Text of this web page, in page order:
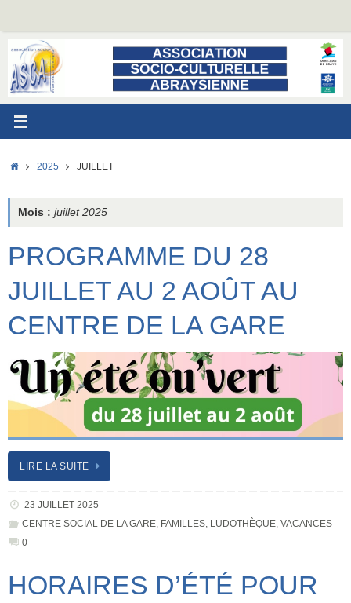
contenu
ACCUEIL
2025 JUILLET
Mois : juillet 2025
PROGRAMME DU 28
JUILLET AU 2 AOÛT AU
CENTRE DE LA GARE
LIRE LA SUITE
23 JUILLET 2025
CENTRE SOCIAL DE LA GARE, FAMILLES, LUDOTHÈQUE, VACANCES
0
HORAIRES D’ÉTÉ POUR